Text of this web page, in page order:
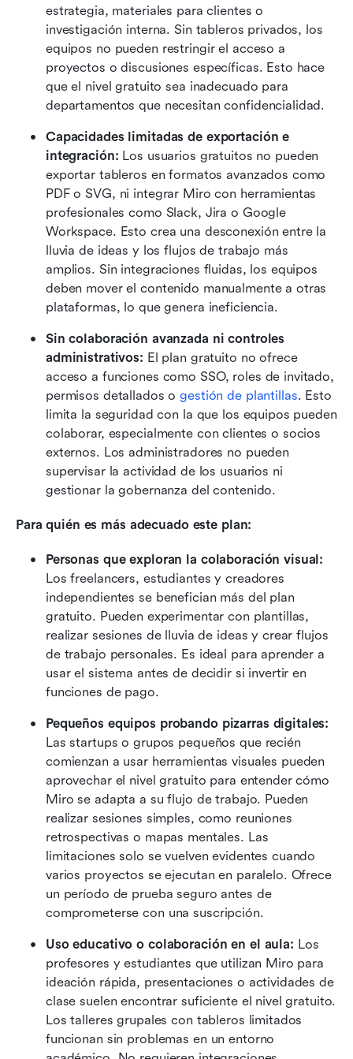
estrategia, materiales para clientes o
investigación interna. Sin tableros privados, los
equipos no pueden restringir el acceso a
proyectos o discusiones específicas. Esto hace
que el nivel gratuito sea inadecuado para
departamentos que necesitan confidencialidad.
Capacidades limitadas de exportación e
integración: Los usuarios gratuitos no pueden
exportar tableros en formatos avanzados como
PDF o SVG, ni integrar Miro con herramientas
profesionales como Slack, Jira o Google
Workspace. Esto crea una desconexión entre la
lluvia de ideas y los flujos de trabajo más
amplios. Sin integraciones fluidas, los equipos
deben mover el contenido manualmente a otras
plataformas, lo que genera ineficiencia.
Sin colaboración avanzada ni controles
administrativos: El plan gratuito no ofrece
acceso a funciones como SSO, roles de invitado,
permisos detallados o gestión de plantillas. Esto
limita la seguridad con la que los equipos pueden
colaborar, especialmente con clientes o socios
externos. Los administradores no pueden
supervisar la actividad de los usuarios ni
gestionar la gobernanza del contenido.
Para quién es más adecuado este plan:
Los freelancers, estudiantes y creadores
independientes se benefician más del plan
gratuito. Pueden experimentar con plantillas,
realizar sesiones de lluvia de ideas y crear flujos
de trabajo personales. Es ideal para aprender a
usar el sistema antes de decidir si invertir en
funciones de pago.
Las startups o grupos pequeños que recién
comienzan a usar herramientas visuales pueden
aprovechar el nivel gratuito para entender cómo
Miro se adapta a su flujo de trabajo. Pueden
realizar sesiones simples, como reuniones
retrospectivas o mapas mentales. Las
limitaciones solo se vuelven evidentes cuando
varios proyectos se ejecutan en paralelo. Ofrece
un período de prueba seguro antes de
comprometerse con una suscripción.
Uso educativo o colaboración en el aula: Los
profesores y estudiantes que utilizan Miro para
ideación rápida, presentaciones o actividades de
clase suelen encontrar suficiente el nivel gratuito.
Los talleres grupales con tableros limitados
funcionan sin problemas en un entorno